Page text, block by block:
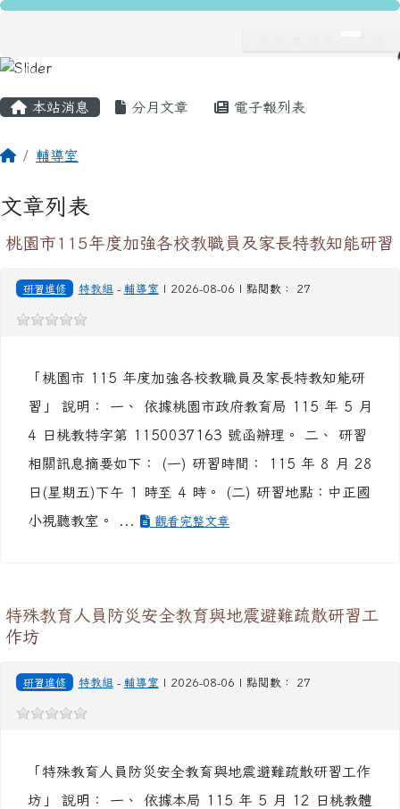
跳至主內容區
龍安國民小學
本站消息 分月文章 電子報列表
回首頁輔導室
文章列表
桃園市115年度加強各校教職員及家長特教知能研習
研習進修 特教組 - 輔導室 | 2026-08-06 | 點閱數： 27
「桃園市 115 年度加強各校教職員及家長特教知能研
習」 說明： 一、 依據桃園市政府教育局 115 年 5 月
4 日桃教特字第 1150037163 號函辦理。 二、 研習
相關訊息摘要如下： (一) 研習時間： 115 年 8 月 28
日(星期五)下午 1 時至 4 時。 (二) 研習地點：中正國
小視聽教室。 ...
觀看完整文章
特殊教育人員防災安全教育與地震避難疏散研習工
作坊
研習進修 特教組 - 輔導室 | 2026-08-06 | 點閱數： 27
「特殊教育人員防災安全教育與地震避難疏散研習工作
坊」 說明： 一、 依據本局 115 年 5 月 12 日桃教體